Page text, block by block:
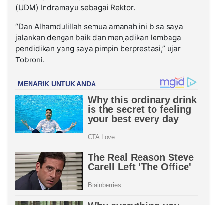
(UDM) Indramayu sebagai Rektor.
“Dan Alhamdulillah semua amanah ini bisa saya
jalankan dengan baik dan menjadikan lembaga
pendidikan yang saya pimpin berprestasi,” ujar
Tobroni.